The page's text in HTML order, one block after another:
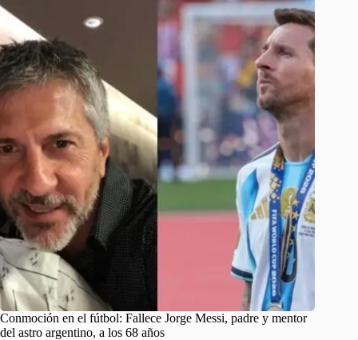
Conmoción en el fútbol: Fallece Jorge Messi, padre y mentor
del astro argentino, a los 68 años